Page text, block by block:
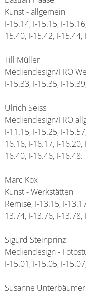
Kunst - allgemein
I-15.14, I-15.15, I-
15.40, I-15.42, I-15.44,
Till Müller
Mediendesign/FRO
I-15.33, I-15.35, I-
Ulrich Seiss
Mediendesign/FRO
I-11.15, I-15.25, I-
16.16, I-16.17, I-16.20,
16.40, I-16.46, I-16.48.
Marc Kox
Kunst - Werkstätten
Remise, I-13.15, I-
13.74, I-13.76, I-13.78,
Sigurd Steinprinz
Mediendesign -
I-15.01, I-15.05, I-
Susanne Unterbäumer